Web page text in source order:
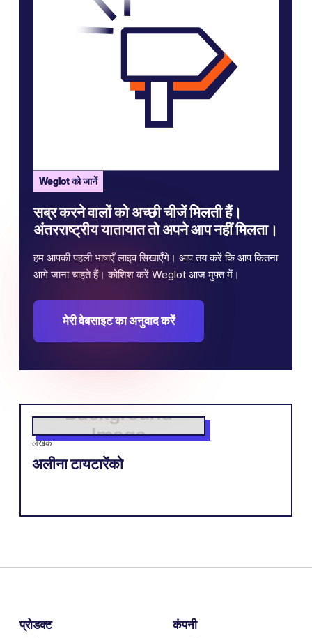
Weglot को जानें
सब्र करने वालों को अच्छी चीजें मिलती हैं।
अंतरराष्ट्रीय यातायात तो अपने आप नहीं मिलता।
हम आपकी पहली भाषाएँ लाइव सिखाएँगे। आप तय करें कि आप कितना
आगे जाना चाहते हैं। कोशिश करें Weglot आज मुफ्त में।
मेरी वेबसाइट का अनुवाद करें
लेखक
अलीना टायटारेंको
प्रोडक्ट कंपनी